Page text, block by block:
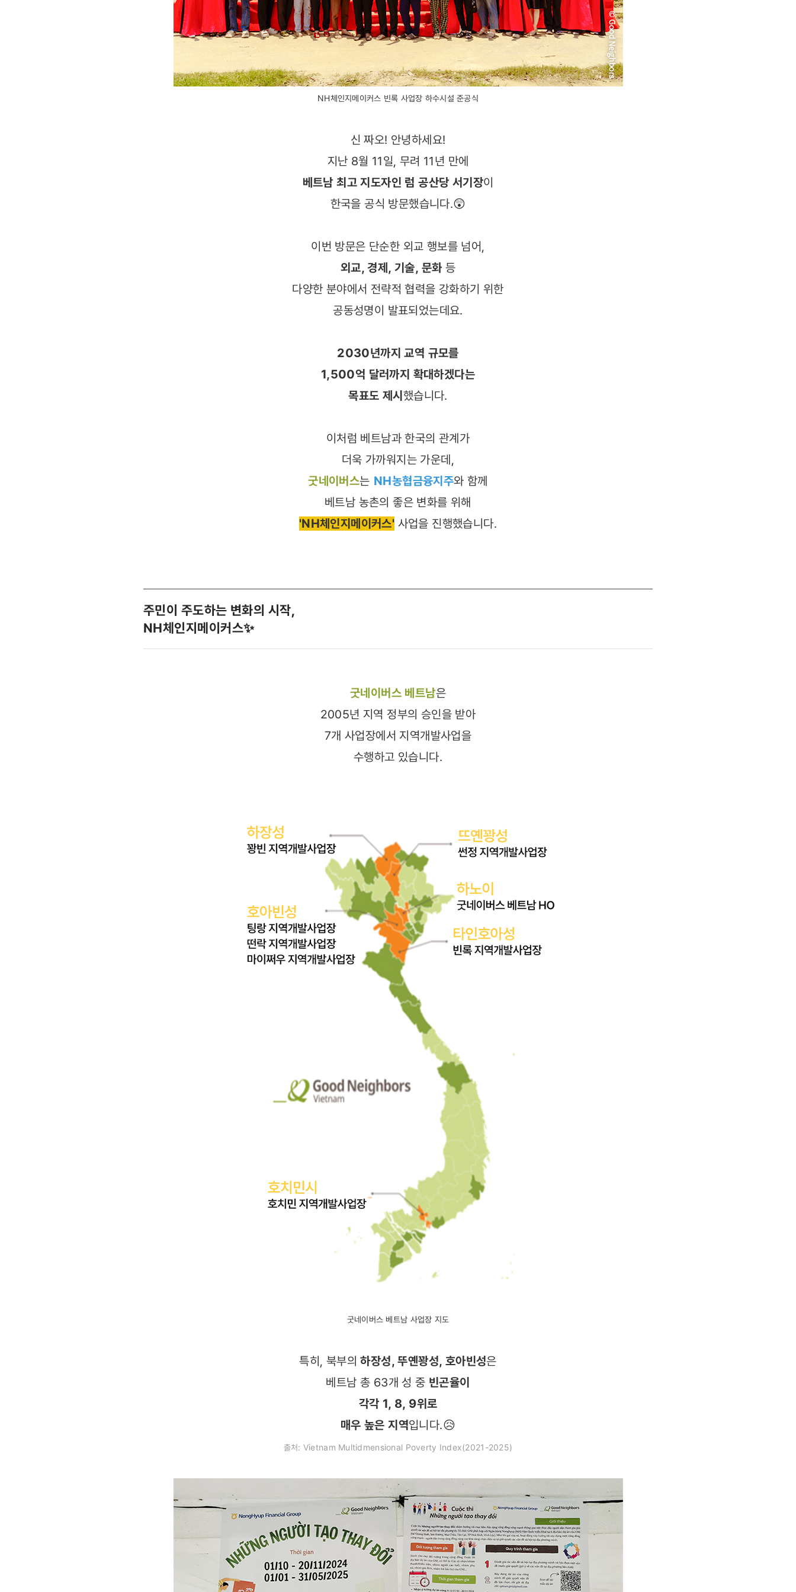
NH체인지메이커스
NH체인지메이커스 빈록 사업장 하수시설 준공식
신 짜오! 안녕하세요!
지난 8월 11일, 무려 11년 만에
베트남 최고 지도자인 럼 공산당 서기장이
한국을 공식 방문했습니다.😲
이번 방문은 단순한 외교 행보를 넘어,
외교, 경제, 기술, 문화 등
다양한 분야에서 전략적 협력을 강화하기 위한
공동성명이 발표되었는데요.
2030년까지 교역 규모를
1,500억 달러까지 확대하겠다는
목표도 제시 했습니다.
이처럼 베트남과 한국의 관계가
더욱 가까워지는 가운데,
굿네이버스는 NH농협금융지주와 함께
베트남 농촌의 좋은 변화를 위해
'NH체인지메이커스' 사업을 진행했습니다.
주민이 주도하는 변화의 시작,
NH체인지메이커스✨
굿네이버스 베트남은
2005년 지역 정부의 승인을 받아
7개 사업장에서 지역개발사업을
수행하고 있습니다.
굿네이버스 베트남 사업장 지도
특히, 북부의하장성, 뚜옌꽝성, 호아빈성은
베트남 총 63개 성 중 빈곤율이
각각 1, 8, 9위로
매우 높은 지역입니다.😥
출처: Vietnam Multidmensional Poverty Index(2021-2025)